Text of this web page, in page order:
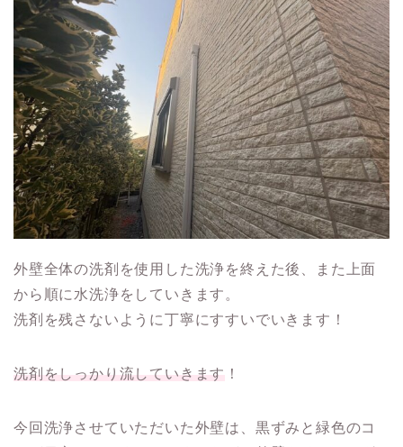
外壁全体の洗剤を使用した洗浄を終えた後、また上面
から順に水洗浄をしていきます。
洗剤を残さないように丁寧にすすいでいきます！
洗剤をしっかり流していきます ！
今回洗浄させていただいた外壁は、黒ずみと緑色のコ